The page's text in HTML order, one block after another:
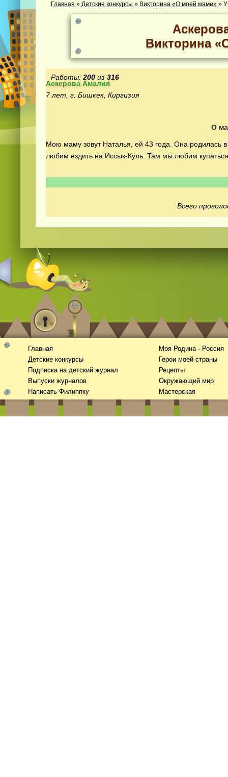
Главная » Детские конкурсы » Викторина «О моей маме» »
Викторина
Работы: 200 из 316
Аскерова Амалия
7 лет, г. Бишкек, Киргизия
О
Мою маму зовут Наталья, ей 43 года. Она родилась
любим ездить на Иссык-Куль. Там мы любим
Всего
Главная
Детские конкурсы
Подписка на детский журнал
Выпуски журналов
Написать Филиппку
Моя Родина - Россия
Герои моей страны
Рецепты
Окружающий мир
Мастерская
видео онлайн